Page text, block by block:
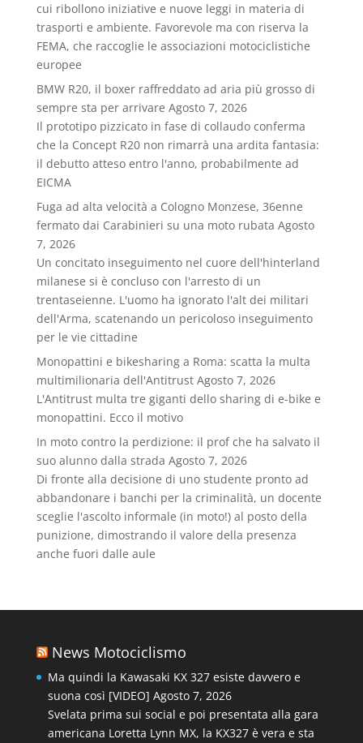
cui ribollono iniziative e nuove leggi in materia di
trasporti e ambiente. Favorevole ma con riserva la
FEMA, che raccoglie le associazioni motociclistiche
europee
BMW R20, il boxer raffreddato ad aria più grosso di
sempre sta per arrivare Agosto 7, 2026
Il prototipo pizzicato in fase di collaudo conferma
che la Concept R20 non rimarrà una ardita fantasia:
il debutto atteso entro l'anno, probabilmente ad
EICMA
Fuga ad alta velocità a Cologno Monzese, 36enne
fermato dai Carabinieri su una moto rubata Agosto
7, 2026
Un concitato inseguimento nel cuore dell'hinterland
milanese si è concluso con l'arresto di un
trentaseienne. L'uomo ha ignorato l'alt dei militari
dell'Arma, scatenando un pericoloso inseguimento
per le vie cittadine
Monopattini e bikesharing a Roma: scatta la multa
multimilionaria dell'Antitrust Agosto 7, 2026
L'Antitrust multa tre giganti dello sharing di e-bike e
monopattini. Ecco il motivo
In moto contro la perdizione: il prof che ha salvato il
suo alunno dalla strada Agosto 7, 2026
Di fronte alla decisione di uno studente pronto ad
abbandonare i banchi per la criminalità, un docente
sceglie l'ascolto informale (in moto!) al posto della
punizione, dimostrando il valore della presenza
anche fuori dalle aule
News Motociclismo
Ma quindi la Kawasaki KX 327 esiste davvero e
suona così [VIDEO] Agosto 7, 2026
Svelata prima sui social e poi presentata alla gara
americana Loretta Lynn MX, la KX327 è vera e sta